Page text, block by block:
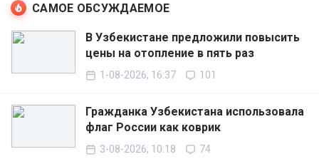
САМОЕ ОБСУЖДАЕМОЕ
В Узбекистане предложили повысить
цены на отопление в пять раз
1-08-2026, 16:37 101
Гражданка Узбекистана использовала
флаг России как коврик
3-08-2026, 10:18 74